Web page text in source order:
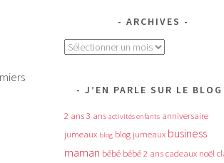
ARCHIVES
Archives
J’EN PARLE SUR LE BLOG
2 ans3 ans activités enfants anniversaire
jumeaux blog blog jumeaux business
maman bébé bébé 2 anscadeaux noël